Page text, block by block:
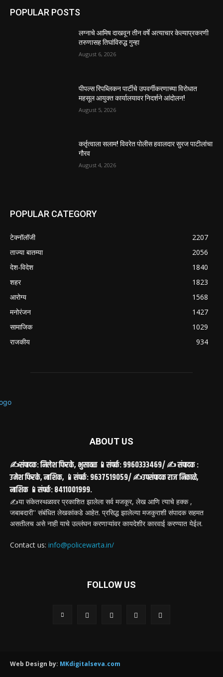
POPULAR POSTS
लग्नाचे आमिष दाखवून तीन वर्षे अत्याचार केल्याप्रकरणी
तरुणासह तिघांविरुद्ध गुन्हा
August 6, 2026
पीपल्स रिपब्लिकन पार्टीचे उपवर्गीकरणाच्या विरोधात
महसूल आयुक्त कार्यालयावर निदर्शने आंदोलन!
August 5, 2026
कर्तृत्वाला सलाम! विवरेत पोलीस हवालदार सुरज पाटीलांचा
गौरव
August 4, 2026
POPULAR CATEGORY
टेक्नॉलॉजी
2207
ताज्या बातम्या
2056
देश-विदेश
1840
शहर
1823
आरोग्य
1568
मनोरंजन
1427
सामाजिक
1029
राजकीय
934
ABOUT US
✍️संपादक: निलेश फिरके, भुसावळ 📱संपर्क: 9960333469/ ✍️ संपादक :
उमेश फिरके, नाशिक, 📱संपर्क: 9637519059/ ✍️उपसंपादक राज निकाळे,
नाशिक 📱संपर्क: 8411001999.
✍️या संकेतस्थळावर प्रकाशित झालेला सर्व मजकूर, लेख आणि त्याचे हक्क ,
जबाबदारी'' संबंधित लेखकांकडे आहेत. प्रसिद्ध झालेल्या मजकुराशी संपादक सहमत
असतीलच असे नाही याचे उल्लंघन करणाऱ्यांवर कायदेशीर कारवाई करण्यात येईल.
Contact us: info@policewarta.in/
FOLLOW US
Web Design by: MKdigitalseva.com